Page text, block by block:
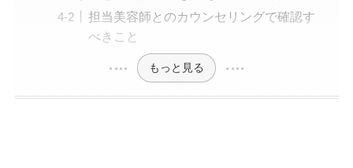
担当美容師とのカウンセリングで確認す
べきこと
もっと見る